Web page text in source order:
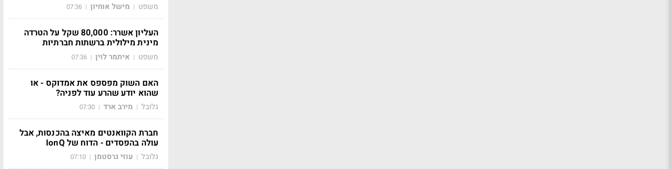
משפט | מישל אוחיון |
07:36
העליון אשרר: 80,000 שקל על הטרדה
מינית מילולית ברשתות חברתיות
משפט | איתמר לוין |
07:36
האם השוק מפספס את אמדוקס - או
שהוא יודע שהרע עוד לפניה?
גלובל | מירב ארד |
07:30
חברת הקוואנטים מאיצה בהכנסות, אבל
עולה בהפסדים - הדוח של IonQ
גלובל | עוזי גרסטמן |
07:10